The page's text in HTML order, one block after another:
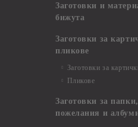
Заготовки и
бижута
Заготовки за
пликове
Заготовки за
Пликове
Заготовки за
пожелания и